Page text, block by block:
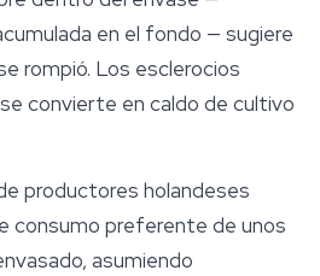
en el fondo — sugiere
rompió. Los esclerocios
convierte en caldo de cultivo
productores holandeses
consumo preferente de unos
asumiendo